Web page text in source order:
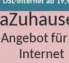
Angebot
Internet